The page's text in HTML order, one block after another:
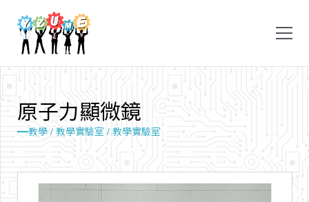
教學 / 教學實驗室 / 教學實驗室
原子力顯微鏡